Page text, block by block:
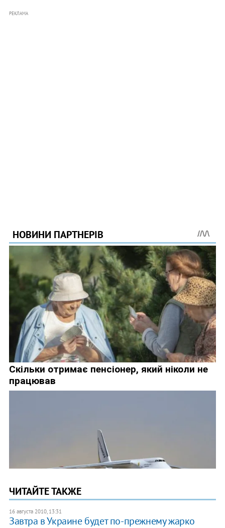
РЕКЛАМА
ЧИТАЙТЕ ТАКЖЕ
16 августа 2010, 13:31
Завтра в Украине будет по-прежнему жарко